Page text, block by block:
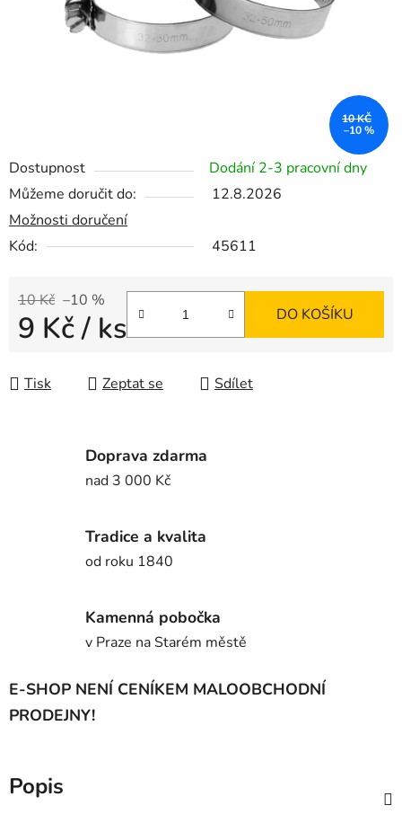
Dostupnost
Dodání 2-3 pracovní dny
Můžeme doručit do:
12.8.2026
Možnosti doručení
Kód:
45611
10 Kč –10 %
9 Kč/ ks DO KOŠÍKU
Tisk Zeptat se Sdílet
10 KČ
–10 %
Doprava zdarma
nad 3 000 Kč
Tradice a kvalita
od roku 1840
Kamenná pobočka
v Praze na Starém městě
E-SHOP NENÍ CENÍKEM MALOOBCHODNÍ
PRODEJNY!
Popis